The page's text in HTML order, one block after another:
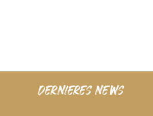
dernieres news